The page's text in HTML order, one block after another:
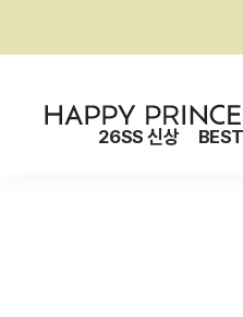
26SS 신상 BEST